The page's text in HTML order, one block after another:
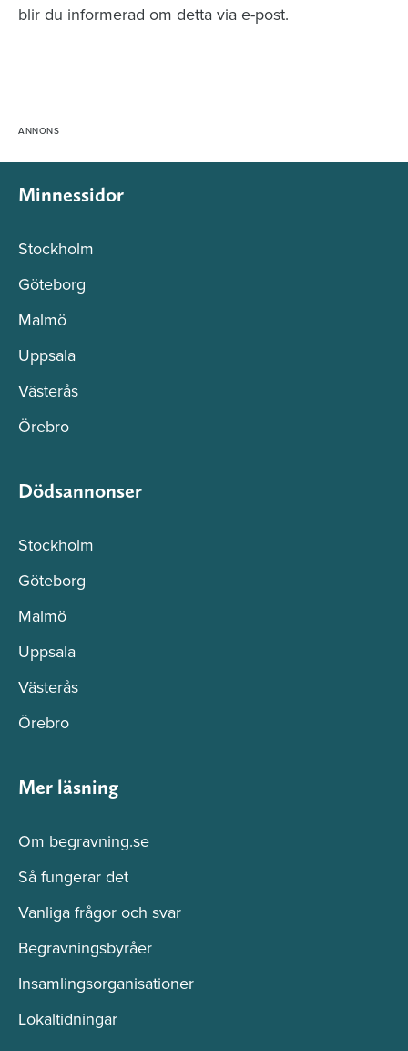
blir du informerad om detta via e-post.
Minnessidor
Stockholm
Göteborg
Malmö
Uppsala
Västerås
Örebro
Dödsannonser
Stockholm
Göteborg
Malmö
Uppsala
Västerås
Örebro
Mer läsning
Om begravning.se
Så fungerar det
Vanliga frågor och svar
Begravningsbyråer
Insamlingsorganisationer
Lokaltidningar